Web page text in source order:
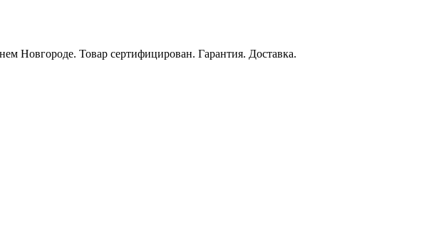
Новгороде. Товар сертифицирован. Гарантия. Доставка.